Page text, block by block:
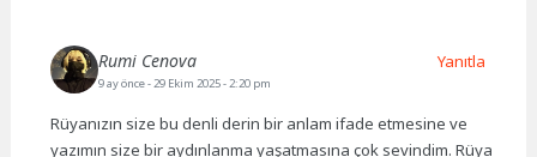
Rumi Cenova
9 ay önce- 29 Ekim 2025 - 2:20 pm
Rüyanızın size bu denli derin bir anlam ifade etmesine ve
yazımın size bir aydınlanma yaşatmasına çok sevindim. Rüya
Yanıtla